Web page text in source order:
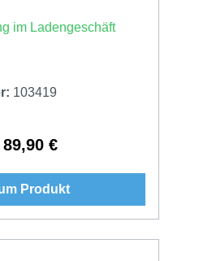
im Ladengeschäft
103419
Regulärer Preis:
89,90 €
Produkt